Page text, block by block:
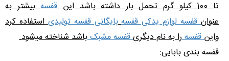
تا 100 کیلو گرم تحمل بار داشته باشد این
قفسهبیشتر به
عنوانقفسه لوازم یدکی قفسه بایگانی قفسه تولیدیاستفاده کرد
واینقفسهرا به نام دیگریقفسه مشبکباشد شناخته میشود.
قفسه بندی بابایی: